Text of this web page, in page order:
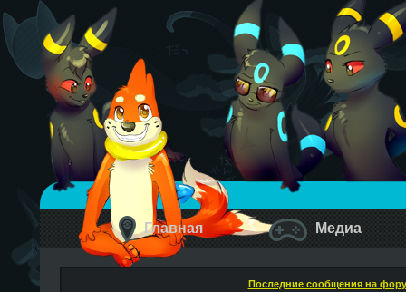
Главная Медиа
Последние сообщения на